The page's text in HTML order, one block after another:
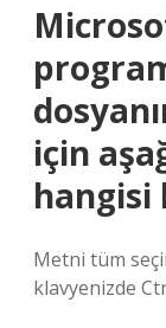
için
hangisi
Metni tüm
klavyenizde